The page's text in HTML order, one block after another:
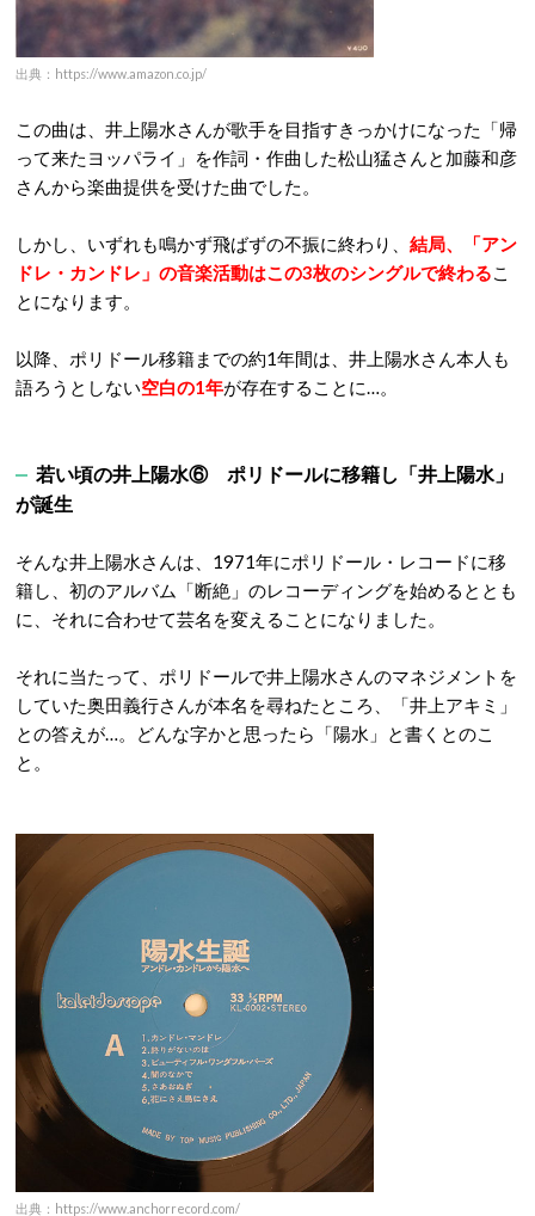
出典：https://www.amazon.co.jp/
この曲は、井上陽水さんが歌手を目指すきっかけになった「帰
って来たヨッパライ」を作詞・作曲した松山猛さんと加藤和彦
さんから楽曲提供を受けた曲でした。
しかし、いずれも鳴かず飛ばずの不振に終わり、 結局、「アン
ドレ・カンドレ」の音楽活動はこの3枚のシングルで終わるこ
とになります。
以降、ポリドール移籍までの約1年間は、井上陽水さん本人も
語ろうとしない空白の1年が存在することに…。
若い頃の井上陽水⑥ ポリドールに移籍し「井上陽水」
が誕生
そんな井上陽水さんは、1971年にポリドール・レコードに移
籍し、初のアルバム「断絶」のレコーディングを始めるととも
に、それに合わせて芸名を変えることになりました。
それに当たって、ポリドールで井上陽水さんのマネジメントを
していた奥田義行さんが本名を尋ねたところ、「井上アキミ」
との答えが…。どんな字かと思ったら「陽水」と書くとのこ
と。
出典：https://www.anchorrecord.com/